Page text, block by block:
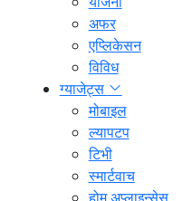
अफर
एप्लिकेसन
विविध
ग्याजेट्स
मोबाइल
ल्यापटप
टिभी
स्मार्टवाच